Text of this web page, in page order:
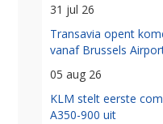
31 jul 26
Transavia opent
vanaf Brussels
05 aug 26
KLM stelt eerste
A350-900 uit